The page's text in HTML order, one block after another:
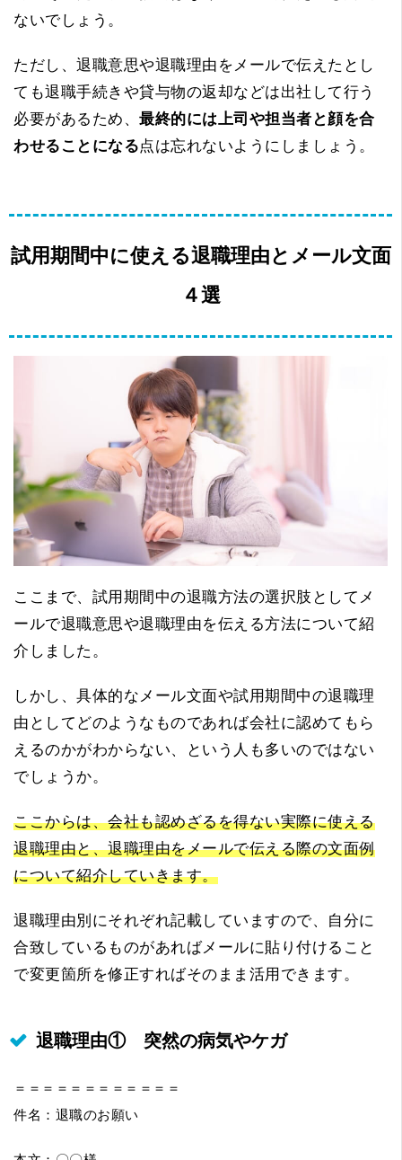
ないでしょう。
ただし、退職意思や退職理由をメールで伝えたとし
ても退職手続きや貸与物の返却などは出社して行う
必要があるため、 最終的には上司や担当者と顔を合
わせることになる点は忘れないようにしましょう。
試用期間中に使える退職理由とメール文面
４選
ここまで、試用期間中の退職方法の選択肢としてメ
ールで退職意思や退職理由を伝える方法について紹
介しました。
しかし、具体的なメール文面や試用期間中の退職理
由としてどのようなものであれば会社に認めてもら
えるのかがわからない、という人も多いのではない
でしょうか。
ここからは、会社も認めざるを得ない実際に使える
退職理由と、退職理由をメールで伝える際の文面例
について紹介していきます。
退職理由別にそれぞれ記載していますので、自分に
合致しているものがあればメールに貼り付けること
で変更箇所を修正すればそのまま活用できます。
退職理由① 突然の病気やケガ
＝＝＝＝＝＝＝＝＝＝＝＝
件名：退職のお願い